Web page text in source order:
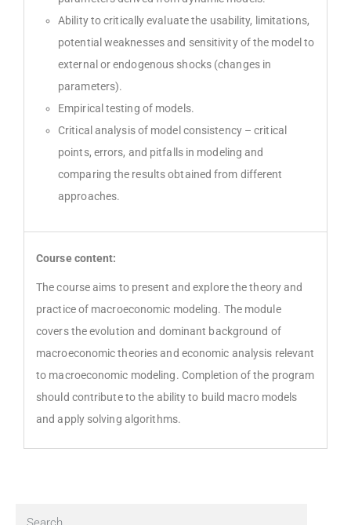
Ability to critically evaluate the usability, limitations,
potential weaknesses and sensitivity of the model to
external or endogenous shocks (changes in
parameters).
Empirical testing of models.
Critical analysis of model consistency – critical
points, errors, and pitfalls in modeling and
comparing the results obtained from different
approaches.
Course content:
The course aims to present and explore the theory and
practice of macroeconomic modeling. The module
covers the evolution and dominant background of
macroeconomic theories and economic analysis relevant
to macroeconomic modeling. Completion of the program
should contribute to the ability to build macro models
and apply solving algorithms.